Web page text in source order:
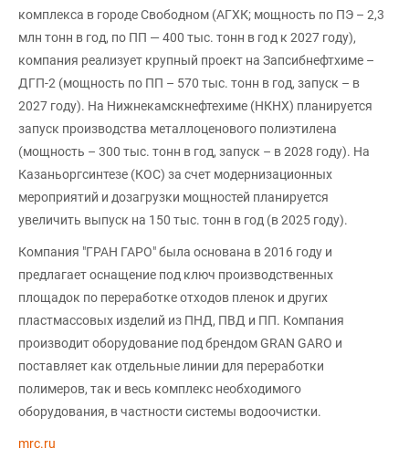
комплекса в городе Свободном (АГХК; мощность по ПЭ – 2,3
млн тонн в год, по ПП — 400 тыс. тонн в год к 2027 году),
компания реализует крупный проект на Запсибнефтхиме –
ДГП-2 (мощность по ПП – 570 тыс. тонн в год, запуск – в
2027 году). На Нижнекамскнефтехиме (НКНХ) планируется
запуск производства металлоценового полиэтилена
(мощность – 300 тыс. тонн в год, запуск – в 2028 году). На
Казаньоргсинтезе (КОС) за счет модернизационных
мероприятий и дозагрузки мощностей планируется
увеличить выпуск на 150 тыс. тонн в год (в 2025 году).
Компания "ГРАН ГАРО" была основана в 2016 году и
предлагает оснащение под ключ производственных
площадок по переработке отходов пленок и других
пластмассовых изделий из ПНД, ПВД и ПП. Компания
производит оборудование под брендом GRAN GARO и
поставляет как отдельные линии для переработки
полимеров, так и весь комплекс необходимого
оборудования, в частности системы водоочистки.
mrc.ru